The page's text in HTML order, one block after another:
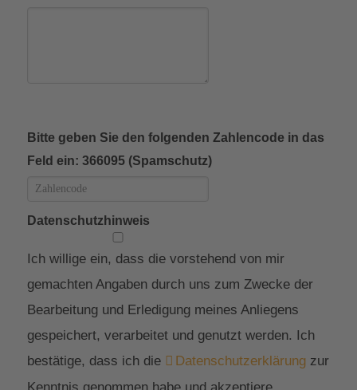
Bitte geben Sie den folgenden Zahlencode in das
Feld ein: 366095 (Spamschutz)
Datenschutzhinweis
Ich willige ein, dass die vorstehend von mir
gemachten Angaben durch uns zum Zwecke der
Bearbeitung und Erledigung meines Anliegens
gespeichert, verarbeitet und genutzt werden. Ich
bestätige, dass ich die
Datenschutzerklärung zur